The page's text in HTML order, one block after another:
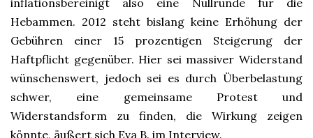
inflationsbereinigt also eine Nullrunde für die
Hebammen. 2012 steht bislang keine Erhöhung der
Gebühren einer 15 prozentigen Steigerung der
Haftpflicht gegenüber. Hier sei massiver Widerstand
wünschenswert, jedoch sei es durch Überbelastung
schwer, eine gemeinsame Protest und
Widerstandsform zu finden, die Wirkung zeigen
könnte, äußert sich Eva B. im Interview.